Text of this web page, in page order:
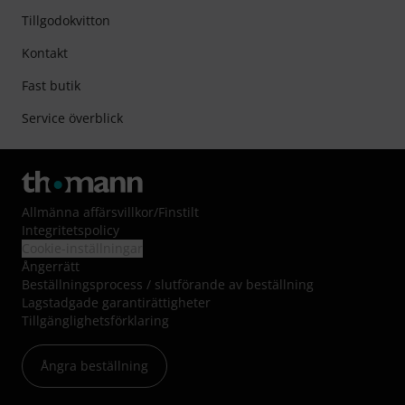
Tillgodokvitton
Kontakt
Fast butik
Service överblick
Allmänna affärsvillkor/Finstilt
Integritetspolicy
Ångerrätt
Beställningsprocess / slutförande av beställning
Lagstadgade garantirättigheter
Tillgänglighetsförklaring
Ångra beställning